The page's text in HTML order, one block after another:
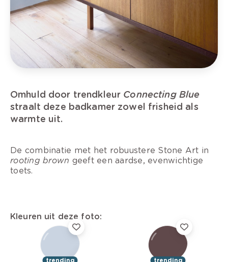
Omhuld door trendkleur Connecting Blue
straalt deze badkamer zowel frisheid als
warmte uit.
De combinatie met het robuustere Stone Art in
rooting brown geeft een aardse, evenwichtige
toets.
Kleuren uit deze foto:
trending
trending